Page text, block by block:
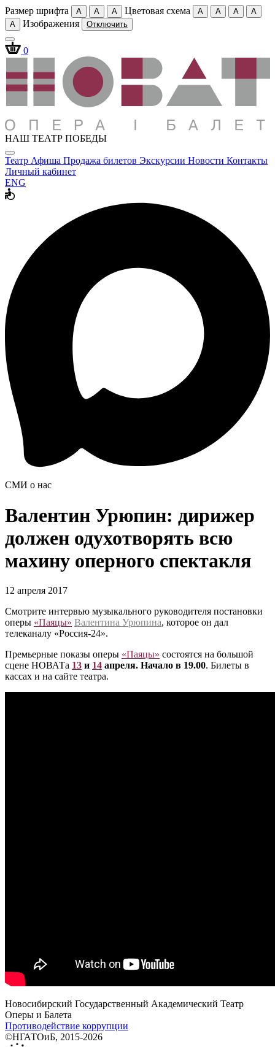
Размер шрифта A A A Цветовая схема A A A
A
A
Изображения Отключить
0
НАШ ТЕАТР ПОБЕДЫ
Театр Афиша Продажа билетов Экскурсии Новости Контакты
Личный кабинет
ENG
СМИ о нас
Валентин Урюпин: дирижер
должен одухотворять всю
махину оперного спектакля
12 апреля 2017
Смотрите интервью музыкального руководителя постановки
оперы «Паяцы» Валентина Урюпина, которое он дал
телеканалу «Россия-24».
Премьерные показы оперы «Паяцы» состоятся на большой
сцене НОВАТа 13 и 14 апреля. Начало в 19.00. Билеты в
кассах и на сайте театра.
Новосибирский Государственный Академический Театр
Оперы и Балета
Противодействие коррупции
©НГАТОиБ, 2015-2026